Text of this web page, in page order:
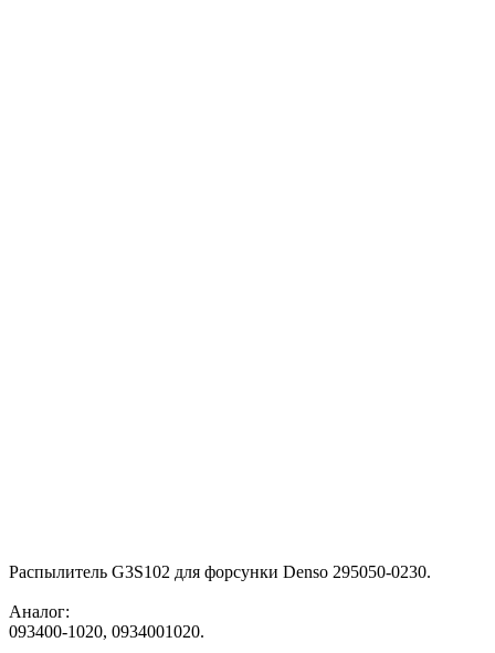
Распылитель G3S102 для форсунки Denso 295050-0230.
Аналог:
093400-1020, 0934001020.